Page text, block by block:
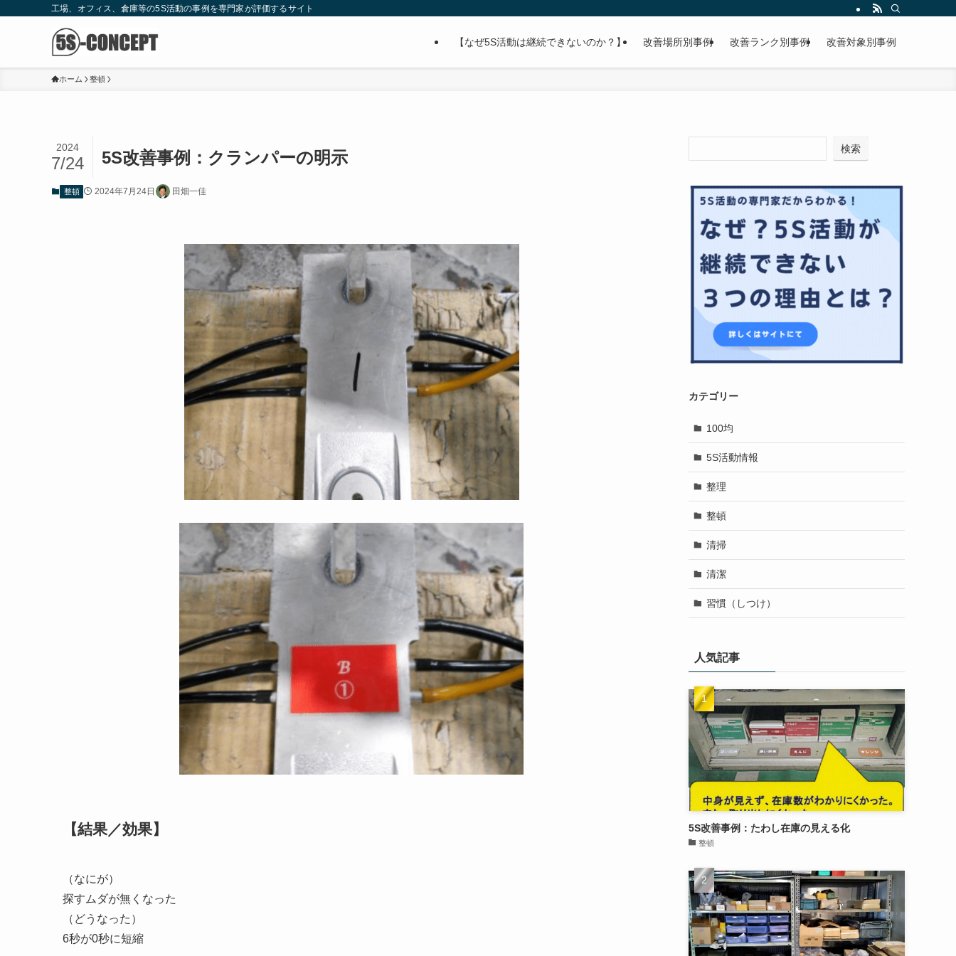
工場、オフィス、倉庫等の5S活動の事例を専門家が評価するサイト
【なぜ5S活動は継続できないのか？】 改善場所別事例 改善ランク別事例 改善対象別事例
ホーム 整頓
5S改善事例：クランパーの明示
2024
7/24
整頓 2024年7月24日 田畑一佳
【結果／効果】
（なにが）
探すムダが無くなった
（どうなった）
6秒が0秒に短縮
検索
カテゴリー
100均
5S活動情報
整理
整頓
清掃
清潔
習慣（しつけ）
人気記事
5S改善事例：たわし在庫の見える化
整頓